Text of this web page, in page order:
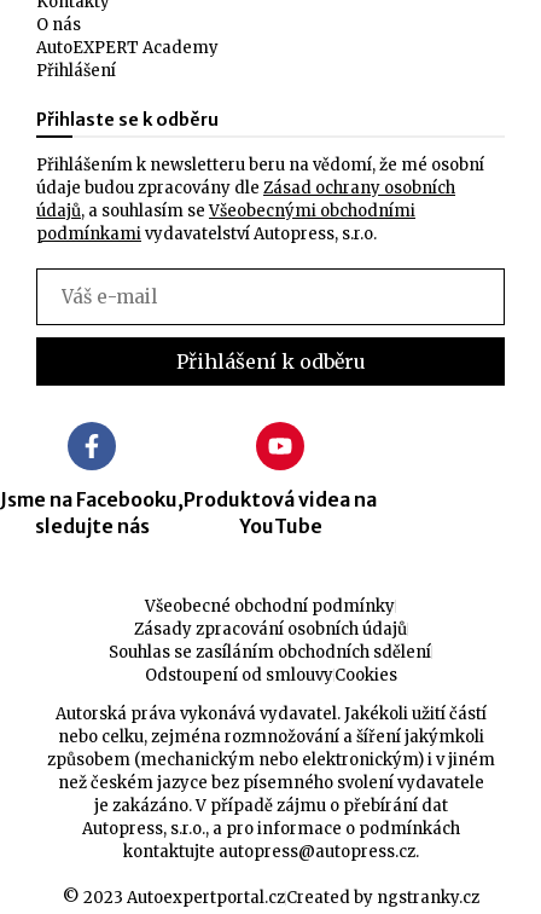
O nás
AutoEXPERT Academy
Přihlášení
Přihlaste se k odběru
Přihlášením k newsletteru beru na vědomí, že mé osobní
údaje budou zpracovány dle Zásad ochrany osobních
údajů, a souhlasím seVšeobecnými obchodními
podmínkamivydavatelství Autopress, s.r.o.
Jsme na Facebooku,
sledujte nás
Produktová videa na
YouTube
Všeobecné obchodní podmínky
Zásady zpracování osobních údajů
Souhlas se zasíláním obchodních sdělení
Odstoupení od smlouvyCookies
Autorská práva vykonává vydavatel. Jakékoli užití částí
nebo celku, zejména rozmnožování a šíření jakýmkoli
způsobem (mechanickým nebo elektronickým) i v jiném
než českém jazyce bez písemného svolení vydavatele
je zakázáno. V případě zájmu o přebírání dat
Autopress, s.r.o., a pro informace o podmínkách
kontaktujte autopress@autopress.cz.
© 2023 Autoexpertportal.czCreated by ngstranky.cz